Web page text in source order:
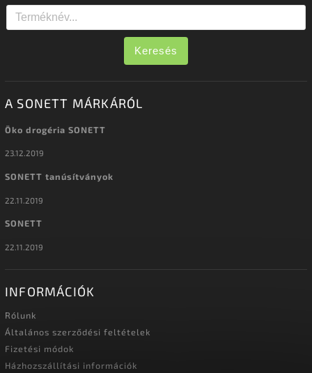
Keresés
A SONETT MÁRKÁRÓL
Öko drogéria SONETT
23.12.2019
SONETT tanúsítványok
22.11.2019
SONETT
22.11.2019
INFORMÁCIÓK
Rólunk
Általános szerződési feltételek
Fizetési módok
Házhozszállítási információk